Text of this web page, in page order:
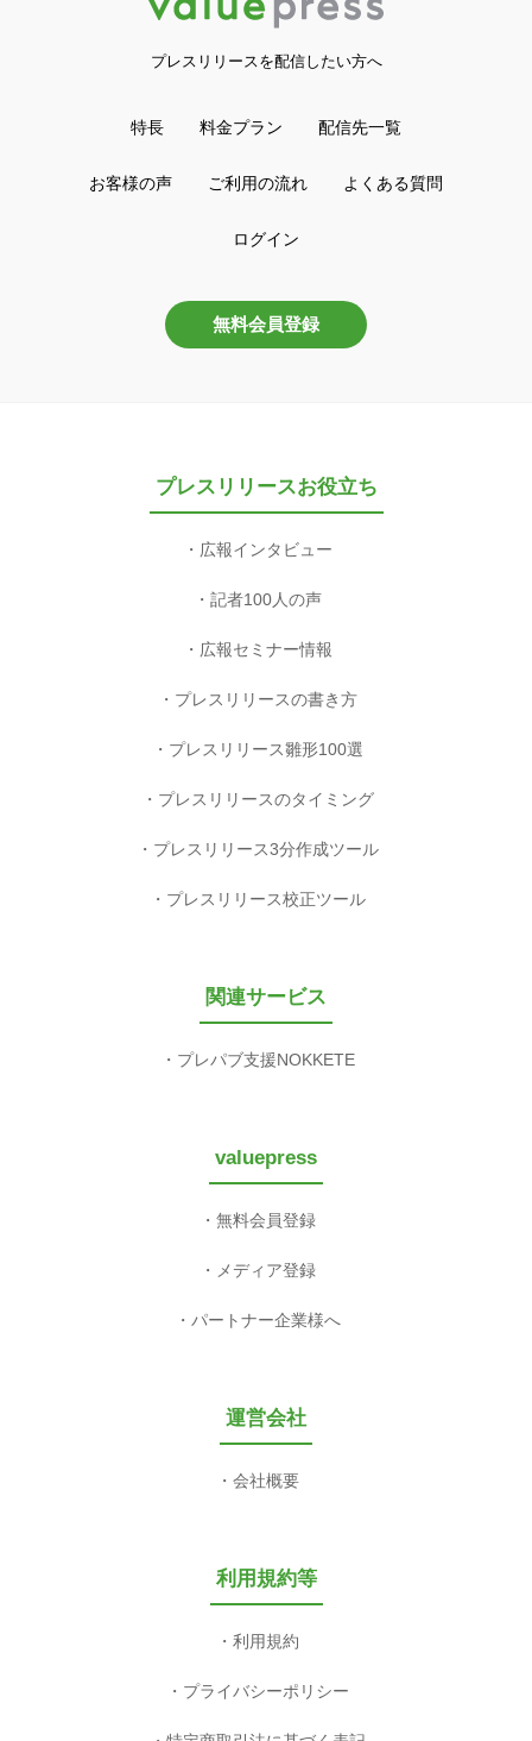
プレスリリースを配信したい方へ
特長 料金プラン 配信先一覧
お客様の声 ご利用の流れ よくある質問
ログイン
無料会員登録
プレスリリースお役立ち
広報インタビュー
記者100人の声
広報セミナー情報
プレスリリースの書き方
プレスリリース雛形100選
プレスリリースのタイミング
プレスリリース3分作成ツール
プレスリリース校正ツール
関連サービス
プレパブ支援NOKKETE
valuepress
無料会員登録
メディア登録
パートナー企業様へ
運営会社
会社概要
利用規約等
利用規約
プライバシーポリシー